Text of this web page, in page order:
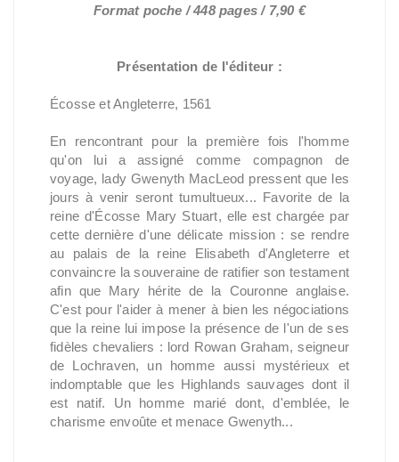
Format poche / 448 pages / 7,90 €
Présentation de l'éditeur :
Écosse et Angleterre, 1561
En rencontrant pour la première fois l'homme
qu'on lui a assigné comme compagnon de
voyage, lady Gwenyth MacLeod pressent que les
jours à venir seront tumultueux... Favorite de la
reine d'Écosse Mary Stuart, elle est chargée par
cette dernière d'une délicate mission : se rendre
au palais de la reine Elisabeth d'Angleterre et
convaincre la souveraine de ratifier son testament
afin que Mary hérite de la Couronne anglaise.
C'est pour l'aider à mener à bien les négociations
que la reine lui impose la présence de l'un de ses
fidèles chevaliers : lord Rowan Graham, seigneur
de Lochraven, un homme aussi mystérieux et
indomptable que les Highlands sauvages dont il
est natif. Un homme marié dont, d'emblée, le
charisme envoûte et menace Gwenyth...